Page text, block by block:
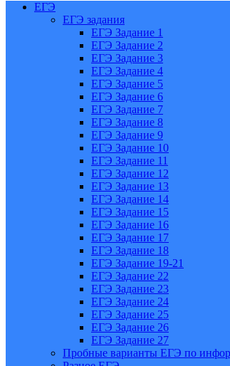
ЕГЭ
ЕГЭ задания
ЕГЭ Задание 1
ЕГЭ Задание 2
ЕГЭ Задание 3
ЕГЭ Задание 4
ЕГЭ Задание 5
ЕГЭ Задание 6
ЕГЭ Задание 7
ЕГЭ Задание 8
ЕГЭ Задание 9
ЕГЭ Задание 10
ЕГЭ Задание 11
ЕГЭ Задание 12
ЕГЭ Задание 13
ЕГЭ Задание 14
ЕГЭ Задание 15
ЕГЭ Задание 16
ЕГЭ Задание 17
ЕГЭ Задание 18
ЕГЭ Задание 19-21
ЕГЭ Задание 22
ЕГЭ Задание 23
ЕГЭ Задание 24
ЕГЭ Задание 25
ЕГЭ Задание 26
ЕГЭ Задание 27
Пробные варианты ЕГЭ по